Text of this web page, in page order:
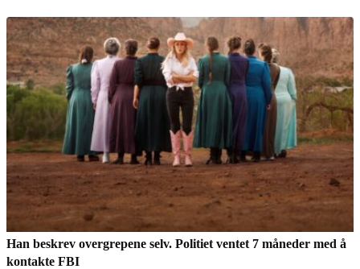
Han beskrev overgrepene selv. Politiet ventet 7 måneder med å
kontakte FBI